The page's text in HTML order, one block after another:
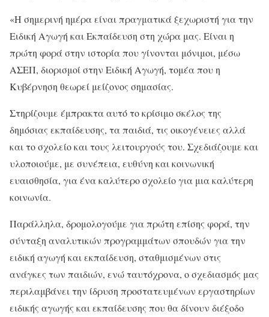
«Η σημερινή ημέρα είναι πραγματικά ξεχωριστή για την
Ειδική Αγωγή και Εκπαίδευση στη χώρα μας. Είναι η
πρώτη φορά στην ιστορία που γίνονται μόνιμοι, μέσω
ΑΣΕΠ, διορισμοί στην Ειδική Αγωγή, τομέα που η
Κυβέρνηση θεωρεί μείζονος σημασίας.
Στηρίζουμε έμπρακτα αυτό το κρίσιμο σκέλος της
δημόσιας εκπαίδευσης, τα παιδιά, τις οικογένειες αλλά
και το σχολείο και τους λειτουργούς του. Σχεδιάζουμε και
υλοποιούμε, με συνέπεια, ευθύνη και κοινωνική
ευαισθησία, για ένα καλύτερο σχολείο για μια καλύτερη
κοινωνία.
Παράλληλα, δρομολογούμε για πρώτη επίσης φορά, την
σύνταξη αναλυτικών προγραμμάτων σπουδών για την
ειδική αγωγή και εκπαίδευση, σταθμισμένων στις
ανάγκες των παιδιών, ενώ ταυτόχρονα, ο σχεδιασμός μας
περιλαμβάνει την ίδρυση προστατευμένων εργαστηρίων
ειδικής αγωγής και εκπαίδευσης που θα δίνουν διέξοδο